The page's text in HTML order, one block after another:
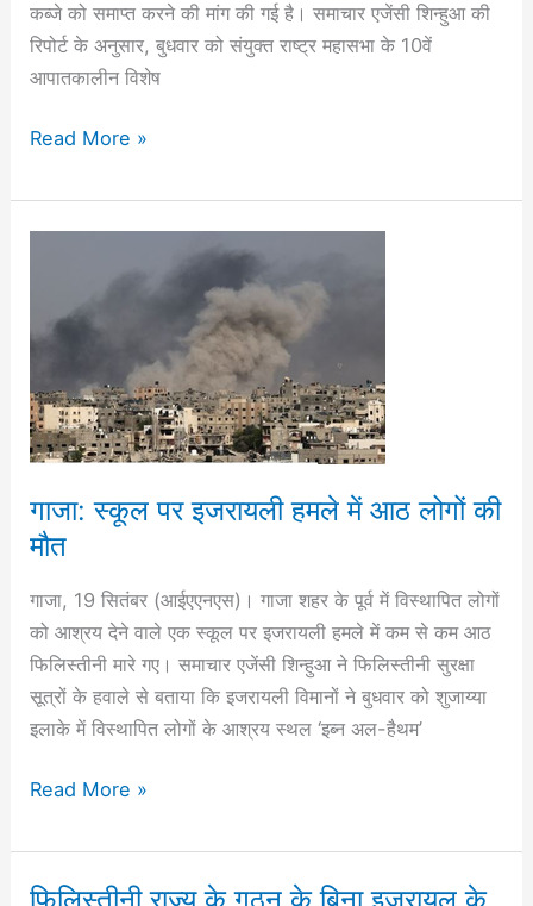
कब्जे को समाप्त करने की मांग की गई है। समाचार एजेंसी शिन्हुआ की
रिपोर्ट के अनुसार, बुधवार को संयुक्त राष्ट्र महासभा के 10वें
आपातकालीन विशेष
Read More »
गाजा: स्कूल पर इजरायली हमले में आठ लोगों की
मौत
गाजा, 19 सितंबर (आईएएनएस)। गाजा शहर के पूर्व में विस्थापित लोगों
को आश्रय देने वाले एक स्कूल पर इजरायली हमले में कम से कम आठ
फिलिस्तीनी मारे गए। समाचार एजेंसी शिन्हुआ ने फिलिस्तीनी सुरक्षा
सूत्रों के हवाले से बताया कि इजरायली विमानों ने बुधवार को शुजाय्या
इलाके में विस्थापित लोगों के आश्रय स्थल ‘इब्न अल-हैथम’
इजरायली
में
आठ
लोगों
की
मौत
Read More »
फिलिस्तीनी